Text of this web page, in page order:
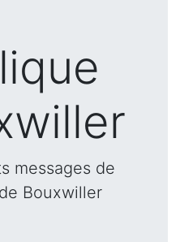
messages de
Bouxwiller